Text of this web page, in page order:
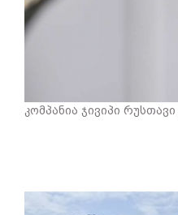
კომპანია ჯივიპი